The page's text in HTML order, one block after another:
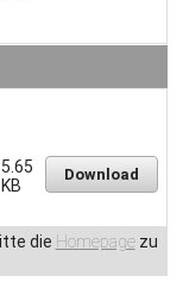
5.65
KB
Download
die Homepagezu